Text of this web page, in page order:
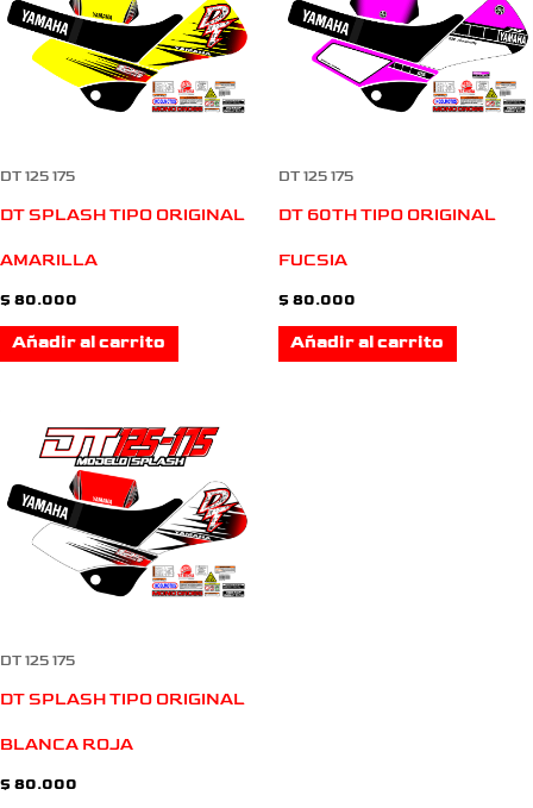
DT 125 175
DT SPLASH TIPO ORIGINAL
AMARILLA
$ 80.000
Añadir al carrito
DT 125 175
DT 60TH TIPO ORIGINAL
FUCSIA
$ 80.000
Añadir al carrito
DT 125 175
DT SPLASH TIPO ORIGINAL
BLANCA ROJA
$ 80.000